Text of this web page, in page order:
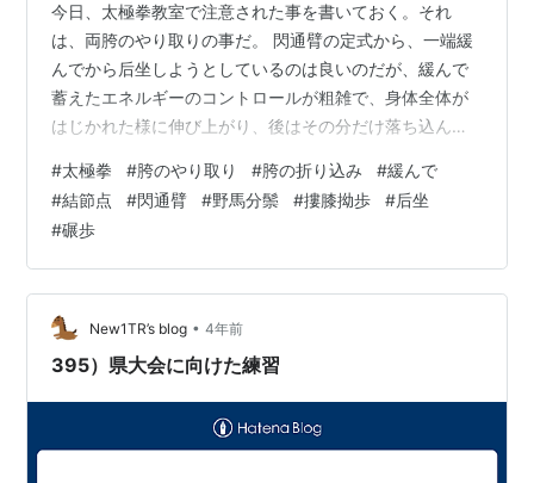
今日、太極拳教室で注意された事を書いておく。それ
は、両胯のやり取りの事だ。 閃通臂の定式から、一端緩
んでから后坐しようとしているのは良いのだが、緩んで
蓄えたエネルギーのコントロールが粗雑で、身体全体が
はじかれた様に伸び上がり、後はその分だけ落ち込んで
が、出だしを繊細にやらないから、後ろ胯が準備できな
い。後ろ胯が硬直したままで、身体の移動を受け切れ
ず、上に伸び上がってしまうのだ。 後ろ胯が十分に緩ん
でいれば、前胯から送り込まれた分は、自動的に後ろ胯
に受け入れられ、身体全体が伸び上がる様な事はない。
野馬分鬃や摟膝拗歩で碾歩後に収脚するが、この時…
#太極拳 #胯のやり取り #胯の折り込み #緩んで
#結節点 #閃通臂 #野馬分鬃 #摟膝拗歩 #后坐
#碾歩
New1TR’s blog • 4年前
395）県大会に向けた練習